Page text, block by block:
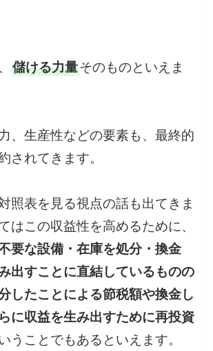
儲ける力量そのものといえま
、生産性などの要素も、最終的
されてきます。
照表を見る視点の話も出てきま
はこの収益性を高めるために、
要な設備・在庫を処分・換金
出すことに直結しているものの
したことによる節税額や換金し
に収益を生み出すために再投資
うことでもあるといえます。